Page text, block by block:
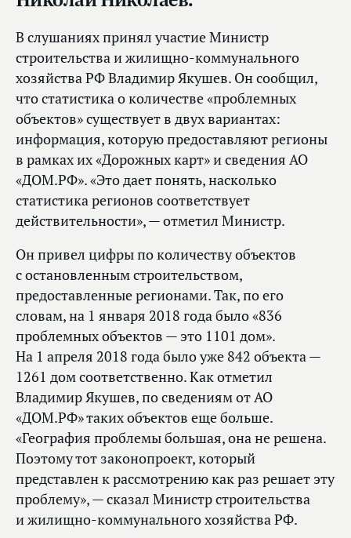
В слушаниях принял участие Министр
строительства и жилищно-коммунального
хозяйства РФ Владимир Якушев. Он сообщил,
что статистика о количестве «проблемных
объектов» существует в двух вариантах:
информация, которую предоставляют регионы
в рамках их «Дорожных карт» и сведения АО
«ДОМ.РФ». «Это дает понять, насколько
статистика регионов соответствует
действительности», — отметил Министр.
Он привел цифры по количеству объектов
с остановленным строительством,
предоставленные регионами. Так, по его
словам, на 1 января 2018 года было «836
проблемных объектов — это 1101 дом».
На 1 апреля 2018 года было уже 842 объекта —
1261 дом соответственно. Как отметил
Владимир Якушев, по сведениям от АО
«ДОМ.РФ» таких объектов еще больше.
«География проблемы большая, она не решена.
Поэтому тот законопроект, который
представлен к рассмотрению как раз решает эту
проблему», — сказал Министр строительства
и жилищно-коммунального хозяйства РФ.